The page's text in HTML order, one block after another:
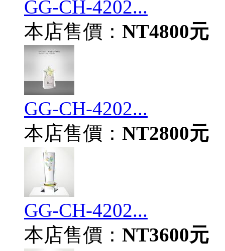
GG-CH-4202...
本店售價： NT4800元
GG-CH-4202...
本店售價： NT2800元
GG-CH-4202...
本店售價： NT3600元